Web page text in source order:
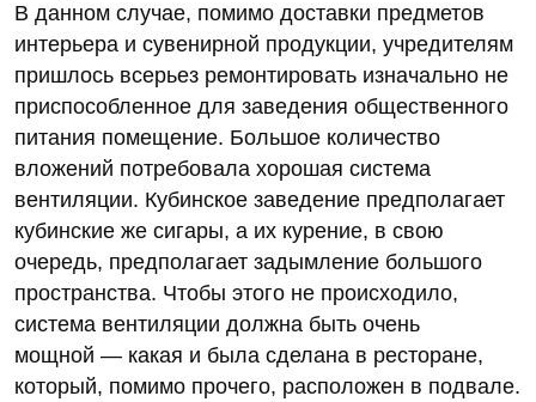
В данном случае, помимо доставки предметов
интерьера и сувенирной продукции, учредителям
пришлось всерьез ремонтировать изначально не
приспособленное для заведения общественного
питания помещение. Большое количество
вложений потребовала хорошая система
вентиляции. Кубинское заведение предполагает
кубинские же сигары, а их курение, в свою
очередь, предполагает задымление большого
пространства. Чтобы этого не происходило,
система вентиляции должна быть очень
мощной — какая и была сделана в ресторане,
который, помимо прочего, расположен в подвале.